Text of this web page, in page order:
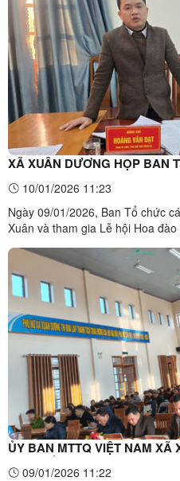
XÃ XUÂN DƯƠNG HỌP BAN
MỪNG ĐẢNG, MỪNG XUÂN
HỘI HOA ĐÀO XỨ LẠNG NĂM
10/01/2026 11:23
Ngày 09/01/2026, Ban Tổ chức
Xuân và tham gia Lễ hội Hoa
Văn Hoài, Chủ tịch UBND xã;
tịch UBND xã – Trưởng Ban Tổ
ỦY BAN MTTQ VIỆT NAM XÃ
NGHỊ TỔNG KẾT CÔNG TÁC
09/01/2026 11:22